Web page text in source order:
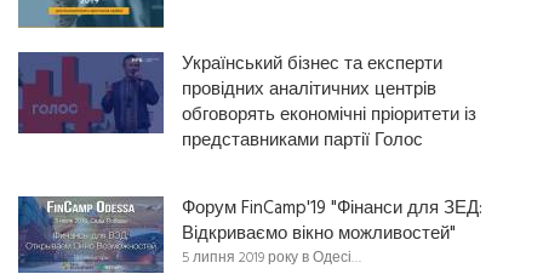
Український бізнес та експерти
провідних аналітичних центрів
обговорять економічні пріоритети із
представниками партії Голос
Форум FinCamp'19 "Фінанси для ЗЕД:
Відкриваємо вікно можливостей"
5 липня 2019 року в Одесі…